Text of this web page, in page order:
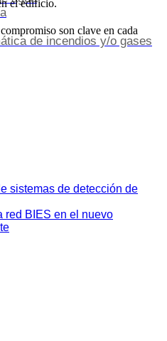
de incendios y/o gases
el edificio.
son clave en cada
sistemas de detección de
red BIES en el nuevo